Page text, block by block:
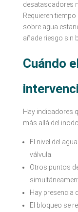
desatascadores
Requieren
sobre agua
añade riesgo sin
Cuándo
Hay indicadores
más allá del
El nivel del
válvula.
Otros puntos
Hay presencia
El bloqueo se